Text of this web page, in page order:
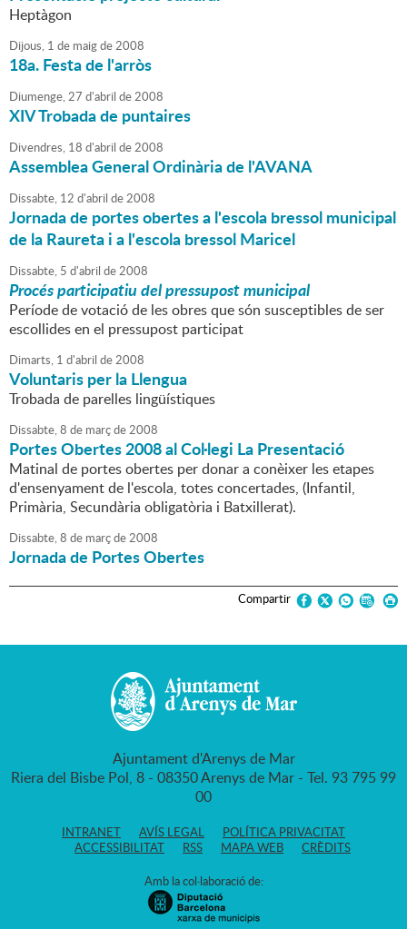
Heptàgon
Dijous, 1 de maigde2008
18a. Festa de l'arròs
Diumenge,27 d'abril de2008
XIV Trobada de puntaires
Divendres, 18 d'abril de2008
Assemblea General Ordinària de l'AVANA
Dissabte, 12 d'abril de2008
Jornada de portes obertes a l'escola bressol municipal
de la Raureta i a l'escola bressol Maricel
Dissabte, 5 d'abril de2008
Procés participatiu del pressupost municipal
Període de votació de les obres que són susceptibles de ser
escollides en el pressupost participat
Dimarts, 1 d'abril de2008
Voluntaris per la Llengua
Trobada de parelles lingüístiques
Dissabte,8 de marçde2008
Portes Obertes 2008 al Col·legi La Presentació
Matinal de portes obertes per donar a conèixer les etapes
d'ensenyament de l'escola, totes concertades, (Infantil,
Primària, Secundària obligatòria i Batxillerat).
Dissabte,8 de marçde2008
Jornada de Portes Obertes
Compartir
Ajuntament d'Arenys de Mar
Riera del Bisbe Pol, 8 - 08350 Arenys de Mar - Tel. 93 795 99
00
INTRANET AVÍS LEGAL
POLÍTICA PRIVACITAT
ACCESSIBILITAT
RSS MAPA WEB CRÈDITS
Amb la col·laboració de: